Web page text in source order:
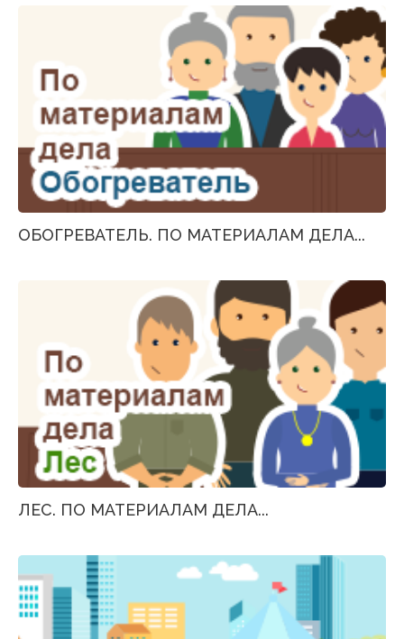
ОБОГРЕВАТЕЛЬ. ПО МАТЕРИАЛАМ ДЕЛА...
ЛЕС. ПО МАТЕРИАЛАМ ДЕЛА...